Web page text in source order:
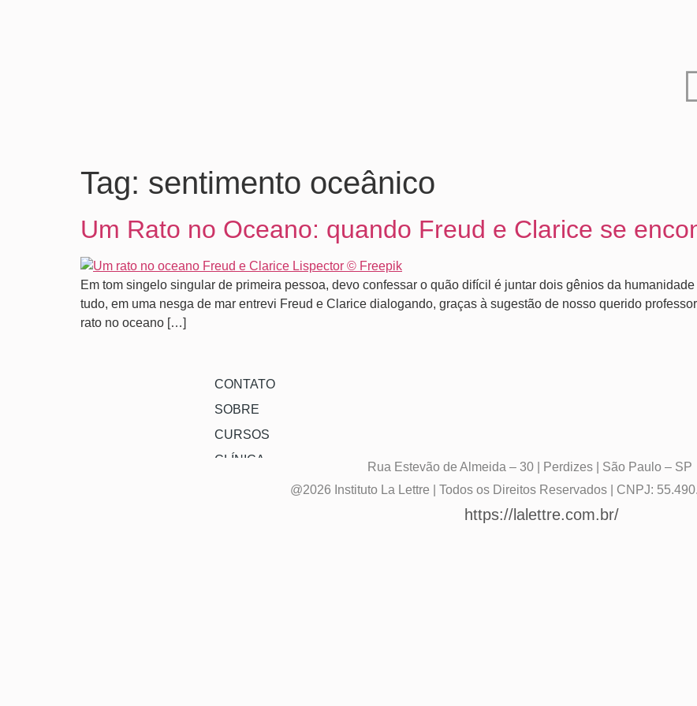
Tag: sentimento oceânico
Um Rato no Oceano: quando Freud e Clarice se
Em tom singelo singular de primeira pessoa, devo confessar o quão difícil é juntar dois gênios da
tudo, em uma nesga de mar entrevi Freud e Clarice dialogando, graças à sugestão de nosso querido
rato no oceano […]
CONTATO
SOBRE
CURSOS
CLÍNICA
Rua Estevão de Almeida – 30 | Perdizes | São Paulo – SP
@2026 Instituto La Lettre | Todos os Direitos Reservados | CNPJ:
https://lalettre.com.br/